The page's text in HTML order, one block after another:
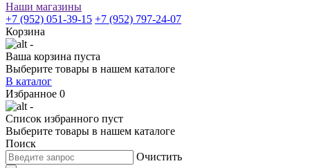
Наши магазины
+7 (952) 051-39-15 +7 (952) 797-24-07
Корзина
-
Ваша корзина пуста
Выберите товары в нашем каталоге
В каталог
Избранное 0
-
Список избранного пуст
Выберите товары в нашем каталоге
Поиск
Очистить